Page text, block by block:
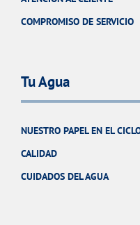
COMPROMISO DE SERVICIO
Tu Agua
NUESTRO PAPEL EN EL
CALIDAD
CUIDADOS DEL AGUA